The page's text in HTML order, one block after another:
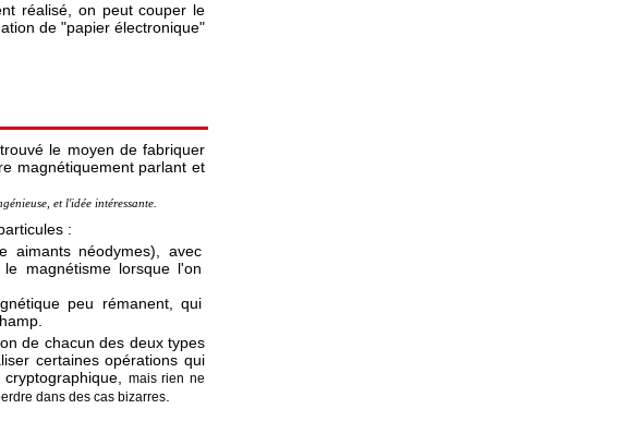
réalisé, on peut couper le
de "papier électronique"
le moyen de fabriquer
magnétiquement parlant et
et l'idée intéressante.
:
aimants néodymes), avec
magnétisme lorsque l'on
peu rémanent, qui
de chacun des deux types
certaines opérations qui
mais rien ne
dans des cas bizarres.